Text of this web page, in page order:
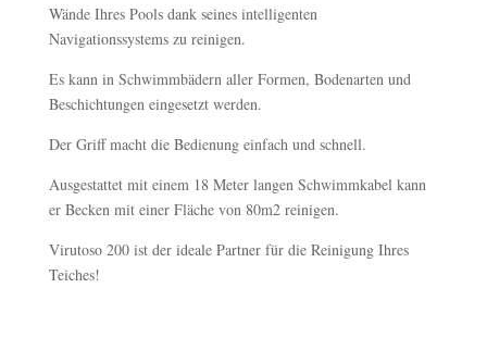
Wände Ihres Pools dank seines intelligenten
Navigationssystems zu reinigen.
Es kann in Schwimmbädern aller Formen, Bodenarten und
Beschichtungen eingesetzt werden.
Der Griff macht die Bedienung einfach und schnell.
Ausgestattet mit einem 18 Meter langen Schwimmkabel kann
er Becken mit einer Fläche von 80m2 reinigen.
Virutoso 200 ist der ideale Partner für die Reinigung Ihres
Teiches!